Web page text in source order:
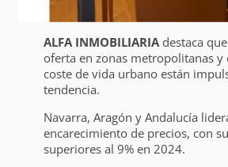
ALFA INMOBILIARIAdestaca
oferta en zonas metropolitanas y
coste de vida urbano están
tendencia.
Navarra, Aragón y Andalucía
encarecimiento de precios, con
superiores al 9% en 2024.